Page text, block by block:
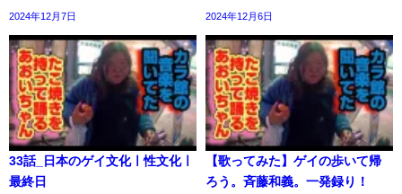
2024年12月7日 2024年12月6日
33話_日本のゲイ文化ㅣ性文化ㅣ
最終日
【歌ってみた】ゲイの歩いて帰
ろう。斉藤和義。一発録り！